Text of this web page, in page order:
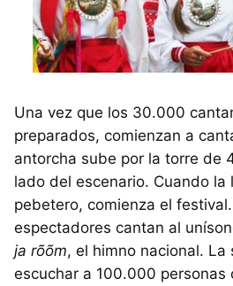
Una vez que los 30.000
preparados, comienzan a
antorcha sube por la torre de
lado del escenario. Cuando la
pebetero, comienza el
espectadores cantan al
ja rõõm, el himno nacional. La
escuchar a 100.000 personas